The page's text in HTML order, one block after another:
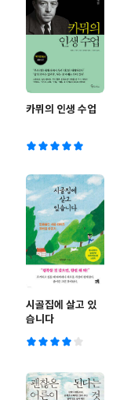
카뮈의 인생 수업
시골집에 살고 있
습니다